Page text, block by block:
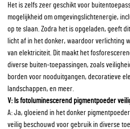
Het is zelfs zeer geschikt voor
mogelijkheid om omgevingslichtenergie,
op te slaan. Zodra het is opgeladen, geeft
licht af in het donker, waardoor verlichting
van elektriciteit. Dit maakt het
diverse buiten-toepassingen, zoals
borden voor nooduitgangen, decoratieve
landschappen, en meer.
V: Is fotoluminescerend pigmentpoeder
A: Ja, gloeiend in het donker
veilig beschouwd voor gebruik in diverse